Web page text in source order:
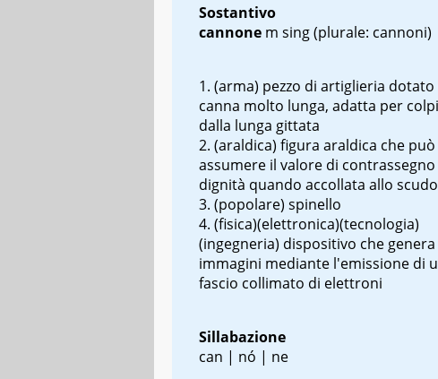
Sostantivo
cannone m sing(plurale: cannoni)
(arma) pezzo di artiglieria dotato
canna molto lunga, adatta per colpi
dalla lunga gittata
(araldica) figura araldica che può
assumere il valore di contrassegno
dignità quando accollata allo scudo
(popolare) spinello
(fisica)(elettronica)(tecnologia)
(ingegneria) dispositivo che genera
immagini mediante l'emissione di
fascio collimato di elettroni
Sillabazione
can | nó | ne